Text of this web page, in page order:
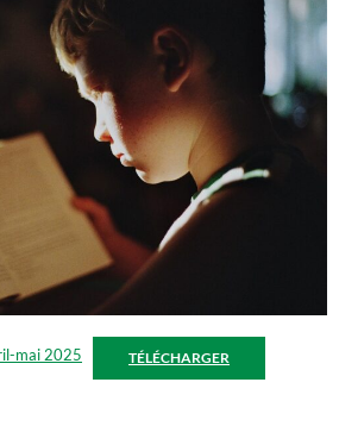
mai 2025 TÉLÉCHARGER